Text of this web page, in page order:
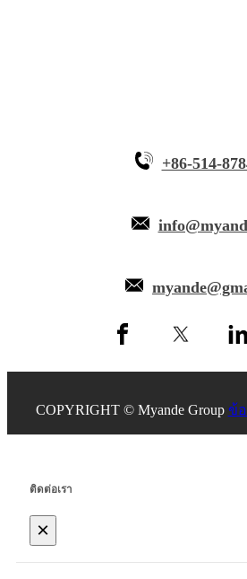
+86-514-
COPYRIGHT © Myande Group ข้
ติดต่อเรา
×